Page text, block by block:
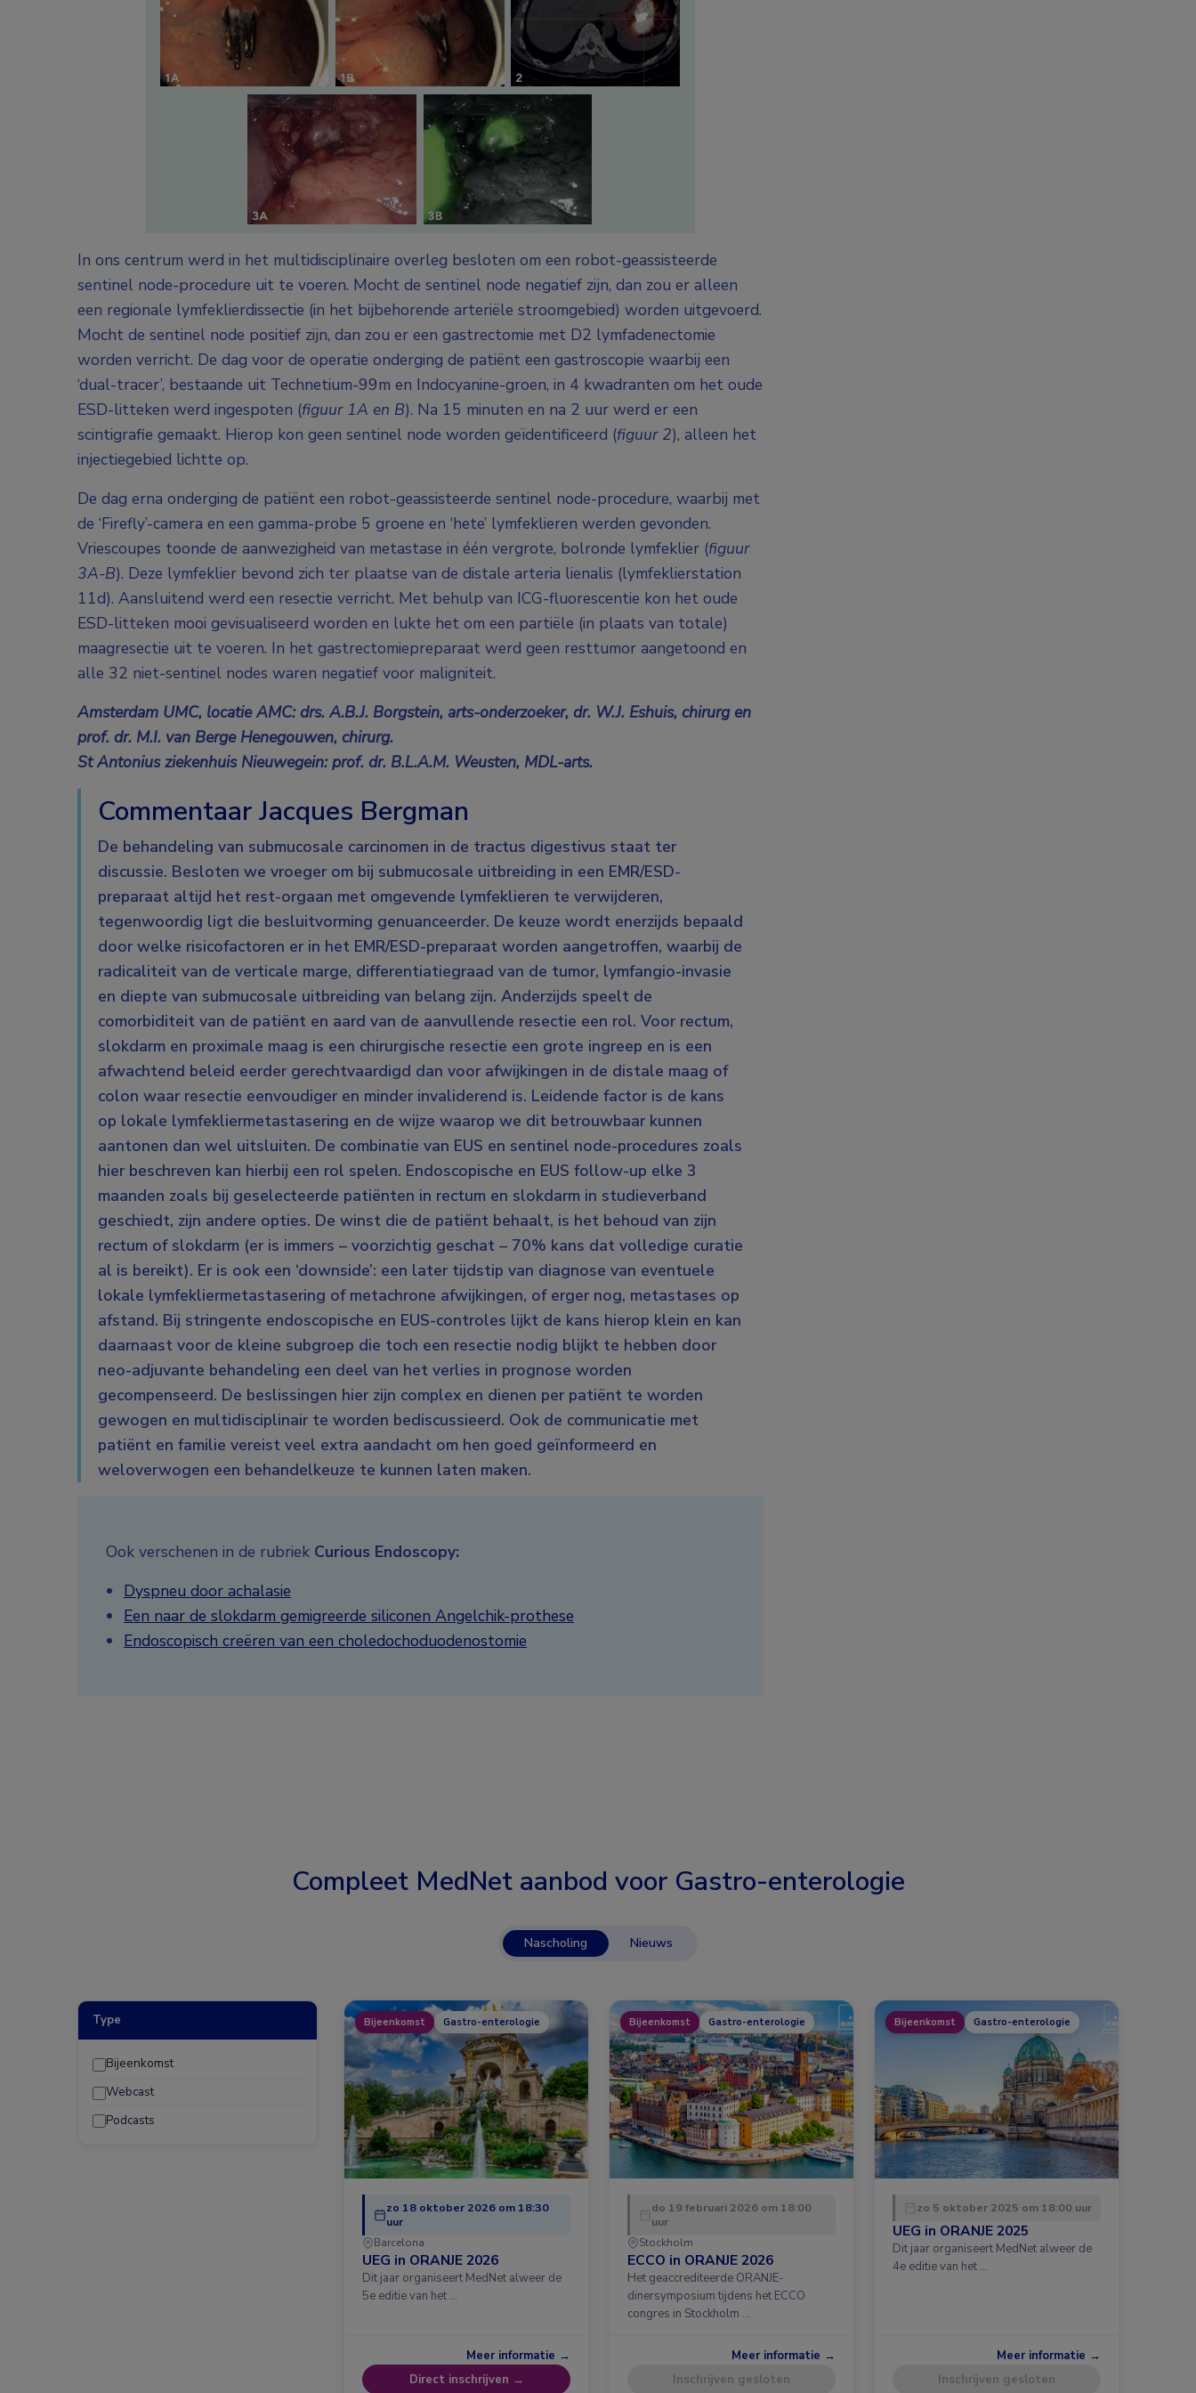
In ons centrum werd in het multidisciplinaire overleg besloten om een robot-geassisteerde
sentinel node-procedure uit te voeren. Mocht de sentinel node negatief zijn, dan zou er alleen
een regionale lymfeklierdissectie (in het bijbehorende arteriële stroomgebied) worden uitgevoerd.
Mocht de sentinel node positief zijn, dan zou er een gastrectomie met D2 lymfadenectomie
worden verricht. De dag voor de operatie onderging de patiënt een gastroscopie waarbij een
‘dual-tracer’, bestaande uit Technetium-99m en Indocyanine-groen, in 4 kwadranten om het oude
ESD-litteken werd ingespoten (figuur 1A en B). Na 15 minuten en na 2 uur werd er een
scintigrafie gemaakt. Hierop kon geen sentinel node worden geïdentificeerd (figuur 2), alleen het
injectiegebied lichtte op.
De dag erna onderging de patiënt een robot-geassisteerde sentinel node-procedure, waarbij met
de ‘Firefly’-camera en een gamma-probe 5 groene en ‘hete’ lymfeklieren werden gevonden.
Vriescoupes toonde de aanwezigheid van metastase in één vergrote, bolronde lymfeklier (figuur
3A-B). Deze lymfeklier bevond zich ter plaatse van de distale arteria lienalis (lymfeklierstation
11d). Aansluitend werd een resectie verricht. Met behulp van ICG-fluorescentie kon het oude
ESD-litteken mooi gevisualiseerd worden en lukte het om een partiële (in plaats van totale)
maagresectie uit te voeren. In het gastrectomiepreparaat werd geen resttumor aangetoond en
alle 32 niet-sentinel nodes waren negatief voor maligniteit.
Amsterdam UMC, locatie AMC: drs. A.B.J. Borgstein, arts-onderzoeker, dr. W.J. Eshuis, chirurg en
prof. dr. M.I. van Berge Henegouwen, chirurg.
St Antonius ziekenhuis Nieuwegein: prof. dr. B.L.A.M. Weusten, MDL-arts.
Commentaar Jacques Bergman
De behandeling van submucosale carcinomen in de tractus digestivus staat ter
discussie. Besloten we vroeger om bij submucosale uitbreiding in een EMR/ESD-
preparaat altijd het rest-orgaan met omgevende lymfeklieren te verwijderen,
tegenwoordig ligt die besluitvorming genuanceerder. De keuze wordt enerzijds bepaald
door welke risicofactoren er in het EMR/ESD-preparaat worden aangetroffen, waarbij de
radicaliteit van de verticale marge, differentiatiegraad van de tumor, lymfangio-invasie
en diepte van submucosale uitbreiding van belang zijn. Anderzijds speelt de
comorbiditeit van de patiënt en aard van de aanvullende resectie een rol. Voor rectum,
slokdarm en proximale maag is een chirurgische resectie een grote ingreep en is een
afwachtend beleid eerder gerechtvaardigd dan voor afwijkingen in de distale maag of
colon waar resectie eenvoudiger en minder invaliderend is. Leidende factor is de kans
op lokale lymfekliermetastasering en de wijze waarop we dit betrouwbaar kunnen
aantonen dan wel uitsluiten. De combinatie van EUS en sentinel node-procedures zoals
hier beschreven kan hierbij een rol spelen. Endoscopische en EUS follow-up elke 3
maanden zoals bij geselecteerde patiënten in rectum en slokdarm in studieverband
geschiedt, zijn andere opties. De winst die de patiënt behaalt, is het behoud van zijn
rectum of slokdarm (er is immers – voorzichtig geschat – 70% kans dat volledige curatie
al is bereikt). Er is ook een ‘downside’: een later tijdstip van diagnose van eventuele
lokale lymfekliermetastasering of metachrone afwijkingen, of erger nog, metastases op
afstand. Bij stringente endoscopische en EUS-controles lijkt de kans hierop klein en kan
daarnaast voor de kleine subgroep die toch een resectie nodig blijkt te hebben door
neo-adjuvante behandeling een deel van het verlies in prognose worden
gecompenseerd. De beslissingen hier zijn complex en dienen per patiënt te worden
gewogen en multidisciplinair te worden bediscussieerd. Ook de communicatie met
patiënt en familie vereist veel extra aandacht om hen goed geïnformeerd en
weloverwogen een behandelkeuze te kunnen laten maken.
Ook verschenen in de rubriek Curious Endoscopy:
Dyspneu door achalasie
Een naar de slokdarm gemigreerde siliconen Angelchik-prothese
Endoscopisch creëren van een choledochoduodenostomie
Compleet MedNet aanbod voor Gastro-enterologie
Nascholing Nieuws
Type
Bijeenkomst
Webcast
Podcasts
Bijeenkomst Gastro-enterologie
zo 18 oktober 2026 om 18:30
uur
Barcelona
UEG in ORANJE 2026
Dit jaar organiseert MedNet alweer de
5e editie van het …
Meer informatie →
Direct inschrijven →
Bijeenkomst Gastro-enterologie
do 19 februari 2026 om 18:00
uur
Stockholm
ECCO in ORANJE 2026
Het geaccrediteerde ORANJE-
dinersymposium tijdens het ECCO
congres in Stockholm …
Meer informatie →
Inschrijven gesloten
Bijeenkomst Gastro-enterologie
zo 5 oktober 2025 om 18:00 uur
UEG in ORANJE 2025
Dit jaar organiseert MedNet alweer de
4e editie van het …
Meer informatie →
Inschrijven gesloten